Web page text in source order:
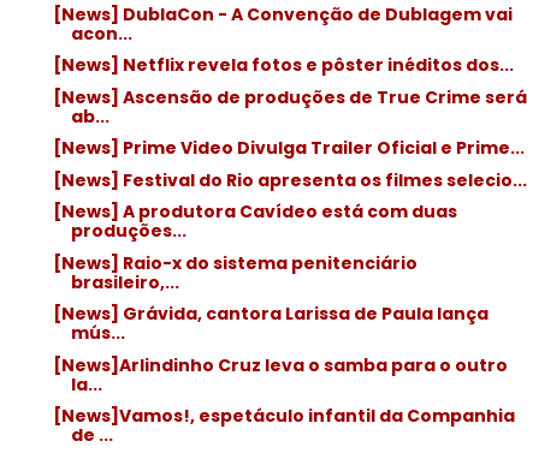
[News] DublaCon - A Convenção de Dublagem vai
acon...
[News] Netflix revela fotos e pôster inéditos dos...
[News] Ascensão de produções de True Crime será
ab...
[News] Prime Video Divulga Trailer Oficial e Prime...
[News] Festival do Rio apresenta os filmes selecio...
[News] A produtora Cavídeo está com duas
produções...
[News] Raio-x do sistema penitenciário
brasileiro,...
[News] Grávida, cantora Larissa de Paula lança
mús...
[News]Arlindinho Cruz leva o samba para o outro
la...
[News]Vamos!, espetáculo infantil da Companhia
de ...